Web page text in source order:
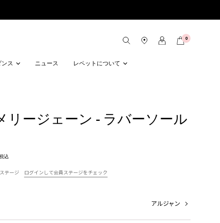
0
ンス ニュース レペットについて
リージェーン - ラバーソール
込
テージ ログインして会員ステージをチェック
アルジャン